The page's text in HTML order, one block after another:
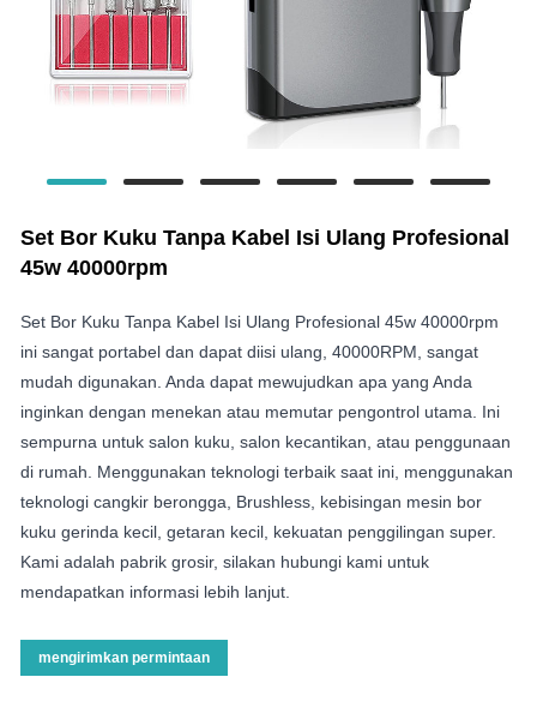
Set Bor Kuku Tanpa Kabel Isi Ulang Profesional
45w 40000rpm
Set Bor Kuku Tanpa Kabel Isi Ulang Profesional 45w 40000rpm
ini sangat portabel dan dapat diisi ulang, 40000RPM, sangat
mudah digunakan. Anda dapat mewujudkan apa yang Anda
inginkan dengan menekan atau memutar pengontrol utama. Ini
sempurna untuk salon kuku, salon kecantikan, atau penggunaan
di rumah. Menggunakan teknologi terbaik saat ini, menggunakan
teknologi cangkir berongga, Brushless, kebisingan mesin bor
kuku gerinda kecil, getaran kecil, kekuatan penggilingan super.
Kami adalah pabrik grosir, silakan hubungi kami untuk
mendapatkan informasi lebih lanjut.
mengirimkan permintaan